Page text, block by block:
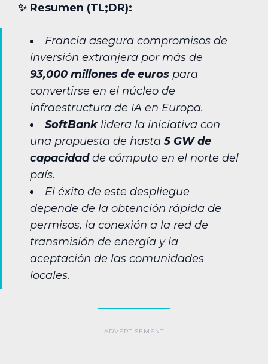
✨︎ Resumen (TL;DR):
Francia asegura compromisos de
inversión extranjera por más de
93,000 millones de euros para
convertirse en el núcleo de
infraestructura de IA en Europa.
SoftBanklidera la iniciativa con
una propuesta de hasta5 GW de
capacidadde cómputo en el norte del
país.
El éxito de este despliegue
depende de la obtención rápida de
permisos, la conexión a la red de
transmisión de energía y la
aceptación de las comunidades
locales.